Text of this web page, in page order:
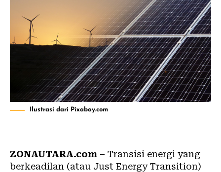
Ilustrasi dari Pixabay.com
ZONAUTARA.com – Transisi energi yang
berkeadilan (atau Just Energy Transition)